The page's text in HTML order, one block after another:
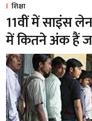
शिक्षा
11वीं में साइंस
में कितने अंक हैं